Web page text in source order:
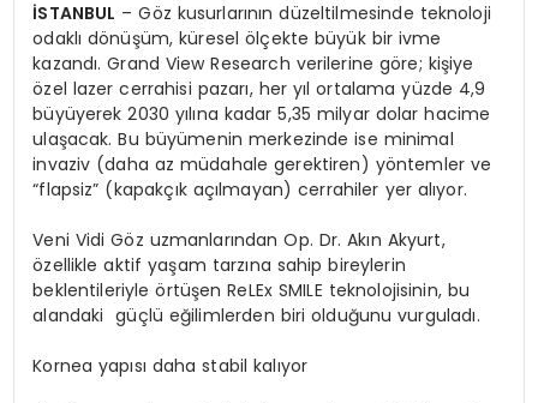
İSTANBUL – Göz kusurlarının düzeltilmesinde teknoloji
odaklı dönüşüm, küresel ölçekte büyük bir ivme
kazandı. Grand View Research verilerine göre; kişiye
özel lazer cerrahisi pazarı, her yıl ortalama yüzde 4,9
büyüyerek 2030 yılına kadar 5,35 milyar dolar hacime
ulaşacak. Bu büyümenin merkezinde ise minimal
invaziv (daha az müdahale gerektiren) yöntemler ve
“flapsiz” (kapakçık açılmayan) cerrahiler yer alıyor.
Veni Vidi Göz uzmanlarından Op. Dr. Akın Akyurt,
özellikle aktif yaşam tarzına sahip bireylerin
beklentileriyle örtüşen ReLEx SMILE teknolojisinin, bu
alandaki güçlü eğilimlerden biri olduğunu vurguladı.
Kornea yapısı daha stabil kalıyor